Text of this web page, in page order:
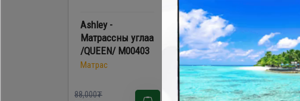
Ashley -
Матрассны углаа
/QUEEN/ M00403
Матрас
88,000₮
Матрасны углаа
BYS 150x200
Матрас